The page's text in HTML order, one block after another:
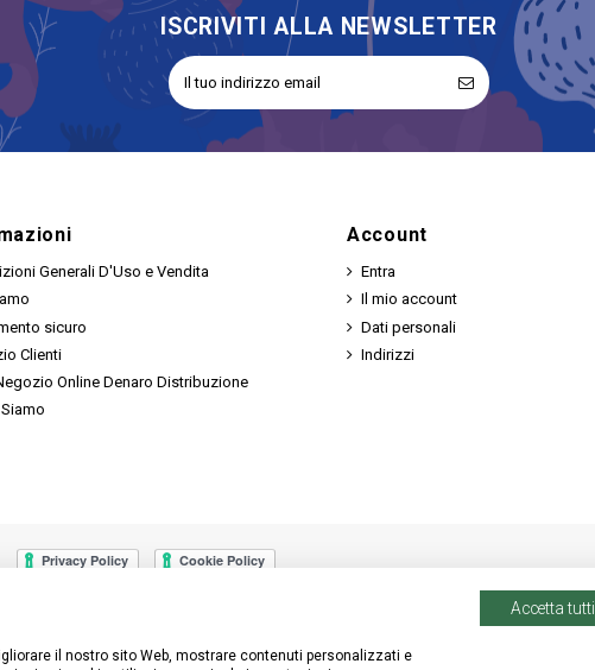
Nascita
Portaconfetti
ISCRIVITI ALLA NEWSLETTER
Generali D'Uso e Vendita
sicuro
Clienti
Online Denaro Distribuzione
Account
Entra
Il mio account
Dati personali
Indirizzi
il nostro sito Web, mostrare contenuti personalizzati e
Accetta